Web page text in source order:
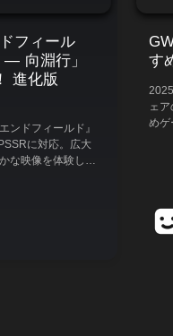
フィール
― 向淵行」
進化版
ンドフィールド』
に対応。広大
な映像を体験しよ
す
ェ
め